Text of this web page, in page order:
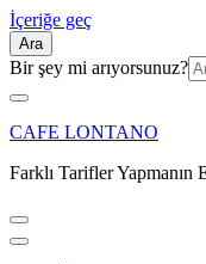
İçeriğe geç
Ara
Ara:
Bir şey mi arıyorsunuz?
CAFE LONTANO
Farklı Tarifler Yapmanın